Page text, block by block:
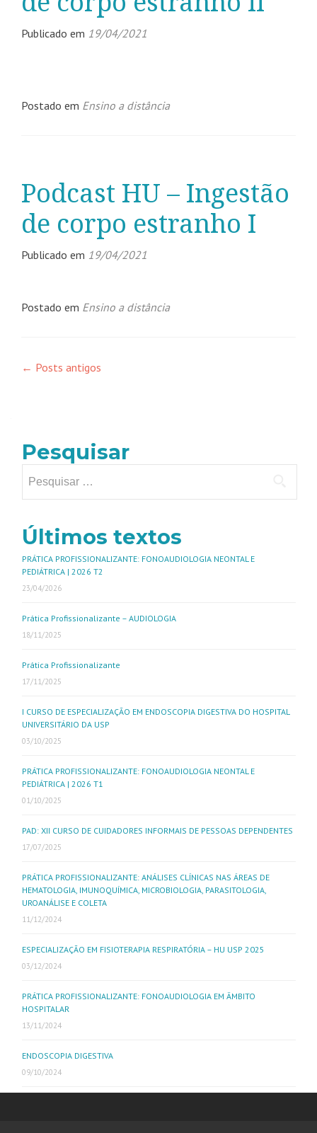
Publicado em 19/04/2021
Postado em Ensino a distância
Podcast HU – Ingestão
de corpo estranho I
Publicado em 19/04/2021
Postado em Ensino a distância
← Posts antigos
Pesquisar
Últimos textos
PRÁTICA PROFISSIONALIZANTE: FONOAUDIOLOGIA NEONTAL E
PEDIÁTRICA | 2026 T2
23/04/2026
Prática Profissionalizante – AUDIOLOGIA
18/11/2025
Prática Profissionalizante
17/11/2025
I CURSO DE ESPECIALIZAÇÃO EM ENDOSCOPIA DIGESTIVA DO HOSPITAL
UNIVERSITÁRIO DA USP
03/10/2025
PRÁTICA PROFISSIONALIZANTE: FONOAUDIOLOGIA NEONTAL E
PEDIÁTRICA | 2026 T1
01/10/2025
PAD: XII CURSO DE CUIDADORES INFORMAIS DE PESSOAS DEPENDENTES
17/07/2025
PRÁTICA PROFISSIONALIZANTE: ANÁLISES CLÍNICAS NAS ÁREAS DE
HEMATOLOGIA, IMUNOQUÍMICA, MICROBIOLOGIA, PARASITOLOGIA,
UROANÁLISE E COLETA
11/12/2024
ESPECIALIZAÇÃO EM FISIOTERAPIA RESPIRATÓRIA – HU USP 2025
03/12/2024
PRÁTICA PROFISSIONALIZANTE: FONOAUDIOLOGIA EM ÂMBITO
HOSPITALAR
13/11/2024
ENDOSCOPIA DIGESTIVA
09/10/2024